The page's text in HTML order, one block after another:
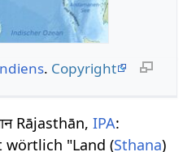
. Copyright
Rājasthān,IPA:
wörtlich "Land (Sthana)